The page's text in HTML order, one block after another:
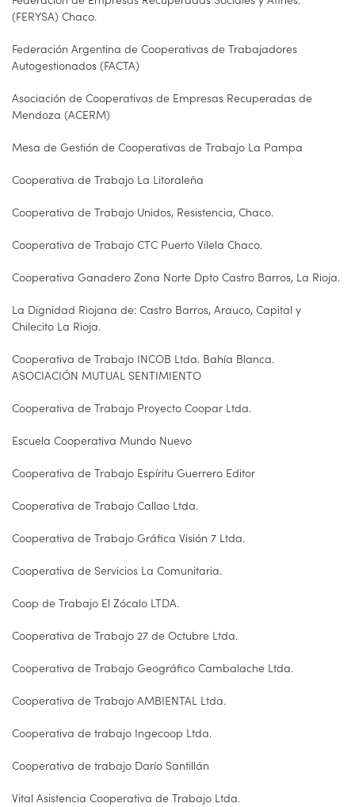
(FERYSA) Chaco.
Federación Argentina de Cooperativas de Trabajadores
Autogestionados (FACTA)
Asociación de Cooperativas de Empresas Recuperadas de
Mendoza (ACERM)
Mesa de Gestión de Cooperativas de Trabajo La Pampa
Cooperativa de Trabajo La Litoraleña
Cooperativa de Trabajo Unidos, Resistencia, Chaco.
Cooperativa de Trabajo CTC Puerto Vilela Chaco.
Cooperativa Ganadero Zona Norte Dpto Castro Barros, La Rioja.
La Dignidad Riojana de: Castro Barros, Arauco, Capital y
Chilecito La Rioja.
Cooperativa de Trabajo INCOB Ltda. Bahía Blanca.
ASOCIACIÓN MUTUAL SENTIMIENTO
Cooperativa de Trabajo Proyecto Coopar Ltda.
Escuela Cooperativa Mundo Nuevo
Cooperativa de Trabajo Espíritu Guerrero Editor
Cooperativa de Trabajo Callao Ltda.
Cooperativa de Trabajo Gráfica Visión 7 Ltda.
Cooperativa de Servicios La Comunitaria.
Coop de Trabajo El Zócalo LTDA.
Cooperativa de Trabajo 27 de Octubre Ltda.
Cooperativa de Trabajo Geográfico Cambalache Ltda.
Cooperativa de Trabajo AMBIENTAL Ltda.
Cooperativa de trabajo Ingecoop Ltda.
Cooperativa de trabajo Darío Santillán
Vital Asistencia Cooperativa de Trabajo Ltda.